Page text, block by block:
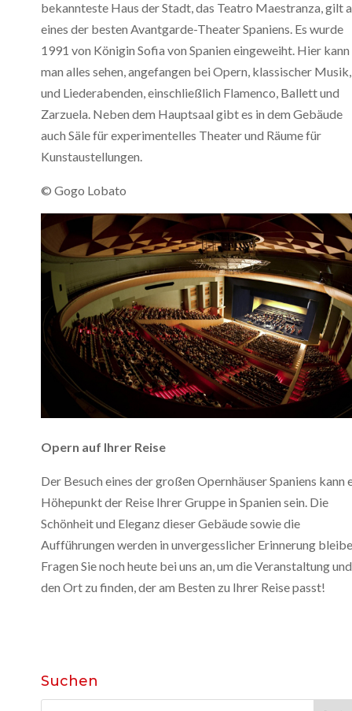
bekannteste Haus der Stadt, das Teatro Maestranza, gilt
eines der besten Avantgarde-Theater Spaniens. Es wurde
1991 von Königin Sofia von Spanien eingeweiht. Hier kann
man alles sehen, angefangen bei Opern, klassischer Musik,
und Liederabenden, einschließlich Flamenco, Ballett und
Zarzuela. Neben dem Hauptsaal gibt es in dem Gebäude
auch Säle für experimentelles Theater und Räume für
Kunstaustellungen.
© Gogo Lobato
Opern auf Ihrer Reise
Der Besuch eines der großen Opernhäuser Spaniens kann
Höhepunkt der Reise Ihrer Gruppe in Spanien sein. Die
Schönheit und Eleganz dieser Gebäude sowie die
Aufführungen werden in unvergesslicher Erinnerung
Fragen Sie noch heute bei uns an, um die Veranstaltung und
den Ort zu finden, der am Besten zu Ihrer Reise passt!
Suchen